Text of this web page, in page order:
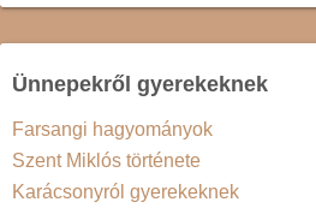
Ünnepekről gyerekeknek
Farsangi hagyományok
Szent Miklós története
Karácsonyról gyerekeknek